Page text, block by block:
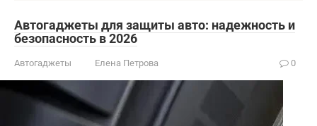
Автогаджеты для защиты авто: надежность и
безопасность в 2026
Автогаджеты Елена Петрова 0